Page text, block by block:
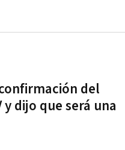
del
dijo que será una